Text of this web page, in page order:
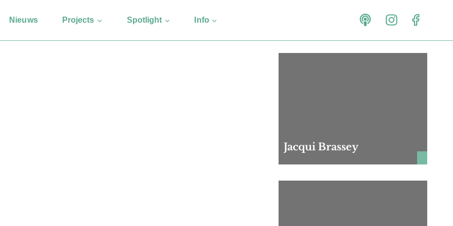
Nieuws Projects Spotlight Info
Jacqui Brassey